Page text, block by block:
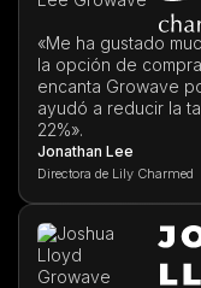
«Me ha gustado
la opción de
encanta Growave
ayudó a reducir la
22%».
Jonathan Lee
Directora de Lily Charmed